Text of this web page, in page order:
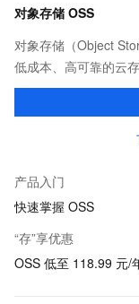
对象存储 OSS
对象存储（Object
低成本、高可靠的云
从互联网任何位置访
产品入门
快速掌握 OSS
“存”享优惠
OSS 低至 118.99 元/